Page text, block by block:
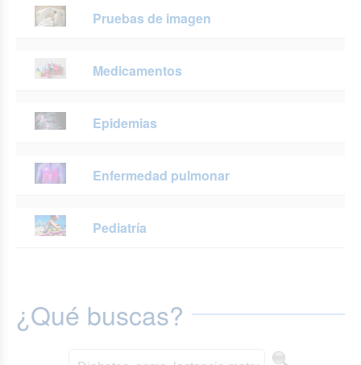
Pruebas de imagen
Medicamentos
Epidemias
Enfermedad pulmonar
Pediatría
¿Qué buscas?